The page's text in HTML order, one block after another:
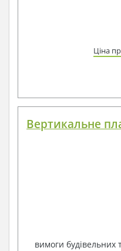
Ціна
Вертикальне
вимоги